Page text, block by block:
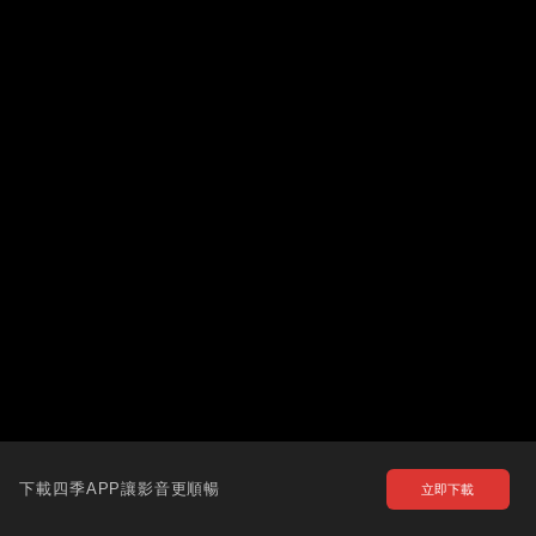
下載四季APP讓影音更順暢 立即下載